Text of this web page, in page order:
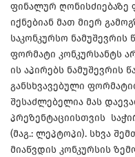
ფინალურ ღონისძიებაზე
იქნებიან მათ მიერ
საკონკურსო ნამუშევრის
ფორმატი კონკურსანტს
ის აპირებს ნამუშევრის
განსხვავებული
შესაძლებელია მას
პრეზენტაციისთვის
(მაგ.: ლეპტოპი). სხვა
მიაწვდის კონკურსის